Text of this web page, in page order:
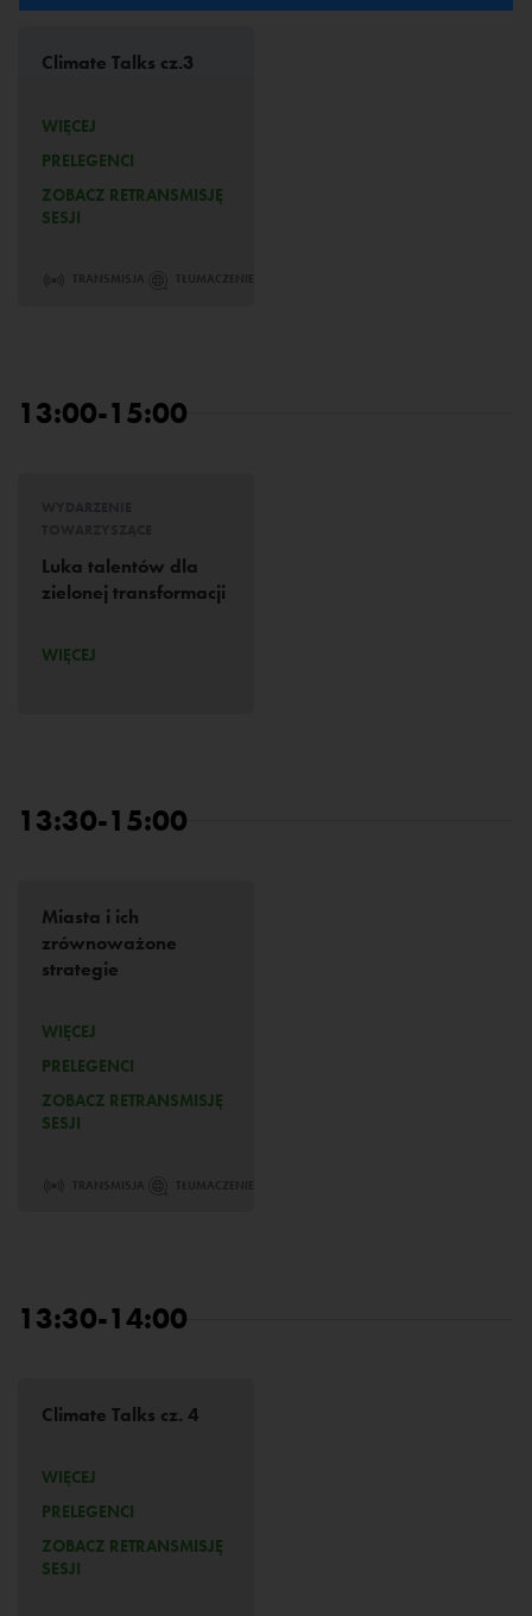
Climate Talks cz.3
WIĘCEJ
PRELEGENCI
ZOBACZ RETRANSMISJĘ
SESJI
13:00-15:00
Luka talentów dla
zielonej transformacji
WIĘCEJ
13:30-15:00
Miasta i ich
zrównoważone
strategie
WIĘCEJ
PRELEGENCI
ZOBACZ RETRANSMISJĘ
SESJI
13:30-14:00
Climate Talks cz. 4
WIĘCEJ
PRELEGENCI
ZOBACZ RETRANSMISJĘ
SESJI